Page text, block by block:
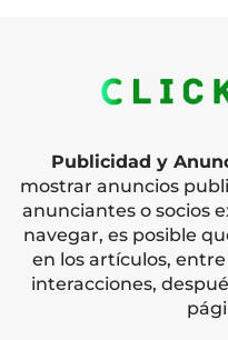
Publicidad y
mostrar anuncios
anunciantes o socios
navegar, es posible
en los artículos,
interacciones,